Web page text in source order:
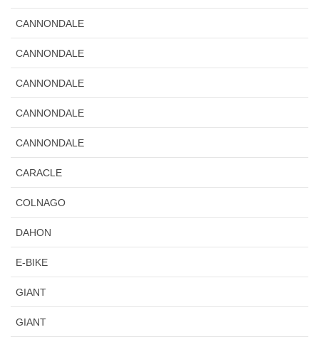
CANNONDALE
CANNONDALE
CANNONDALE
CANNONDALE
CANNONDALE
CARACLE
COLNAGO
DAHON
E-BIKE
GIANT
GIANT